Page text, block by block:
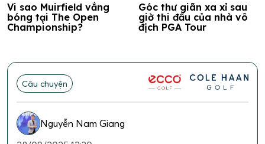
Vi sao Muirfield vắng
bóng tại The Open
Championship?
Góc thư giãn xa xỉ sau
giờ thi đấu của nhà vô
địch PGA Tour
Câu chuyện
Nguyễn Nam Giang